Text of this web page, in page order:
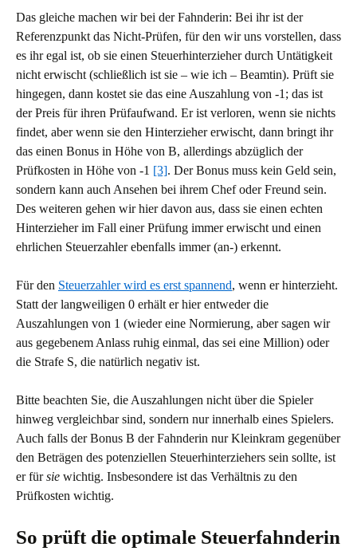
Das gleiche machen wir bei der Fahnderin: Bei ihr ist der
Referenzpunkt das Nicht-Prüfen, für den wir uns vorstellen, dass
es ihr egal ist, ob sie einen Steuerhinterzieher durch Untätigkeit
nicht erwischt (schließlich ist sie – wie ich – Beamtin). Prüft sie
hingegen, dann kostet sie das eine Auszahlung von -1; das ist
der Preis für ihren Prüfaufwand. Er ist verloren, wenn sie nichts
findet, aber wenn sie den Hinterzieher erwischt, dann bringt ihr
das einen Bonus in Höhe von B, allerdings abzüglich der
Prüfkosten in Höhe von -1 [3]. Der Bonus muss kein Geld sein,
sondern kann auch Ansehen bei ihrem Chef oder Freund sein.
Des weiteren gehen wir hier davon aus, dass sie einen echten
Hinterzieher im Fall einer Prüfung immer erwischt und einen
ehrlichen Steuerzahler ebenfalls immer (an-) erkennt.
Für den Steuerzahler wird es erst spannend, wenn er hinterzieht.
Statt der langweiligen 0 erhält er hier entweder die
Auszahlungen von 1 (wieder eine Normierung, aber sagen wir
aus gegebenem Anlass ruhig einmal, das sei eine Million) oder
die Strafe S, die natürlich negativ ist.
Bitte beachten Sie, die Auszahlungen nicht über die Spieler
hinweg vergleichbar sind, sondern nur innerhalb eines Spielers.
Auch falls der Bonus B der Fahnderin nur Kleinkram gegenüber
den Beträgen des potenziellen Steuerhinterziehers sein sollte, ist
er fürsie wichtig. Insbesondere ist das Verhältnis zu den
Prüfkosten wichtig.
So prüft die optimale Steuerfahnderin